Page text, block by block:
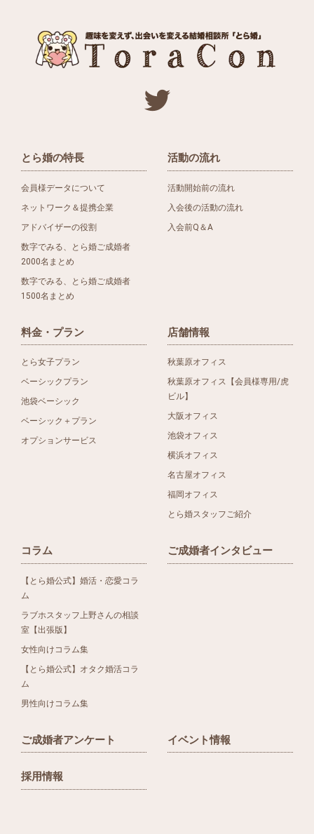
とら婚の特長
会員様データについて
ネットワーク＆提携企業
アドバイザーの役割
数字でみる、とら婚ご成婚者
2000名まとめ
数字でみる、とら婚ご成婚者
1500名まとめ
活動の流れ
活動開始前の流れ
入会後の活動の流れ
入会前Q＆A
料金・プラン
とら女子プラン
ベーシックプラン
池袋ベーシック
ベーシック＋プラン
オプションサービス
店舗情報
秋葉原オフィス
秋葉原オフィス【会員様専用/虎
ビル】
大阪オフィス
池袋オフィス
横浜オフィス
名古屋オフィス
福岡オフィス
とら婚スタッフご紹介
コラム
【とら婚公式】婚活・恋愛コラ
ム
ラブホスタッフ上野さんの相談
室【出張版】
女性向けコラム集
【とら婚公式】オタク婚活コラ
ム
男性向けコラム集
ご成婚者インタビュー
ご成婚者アンケート イベント情報
採用情報